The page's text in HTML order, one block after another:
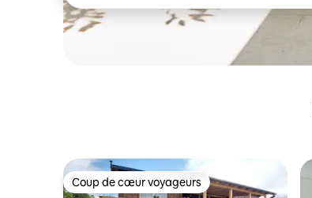
Coup de cœur voyageurs
Coup de cœur voyageurs